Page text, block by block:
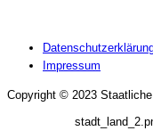
Impressum
Copyright © 2023